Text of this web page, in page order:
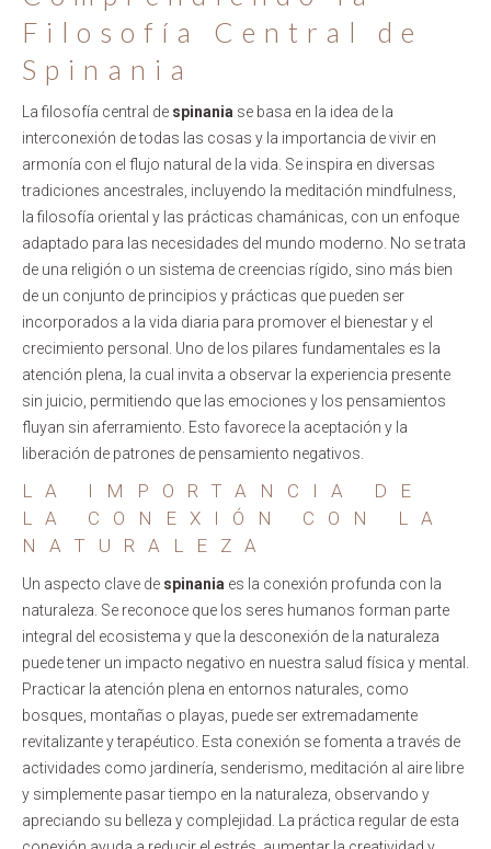
Filosofía Central de
Spinania
La filosofía central de spinania se basa en la idea de la
interconexión de todas las cosas y la importancia de vivir en
armonía con el flujo natural de la vida. Se inspira en diversas
tradiciones ancestrales, incluyendo la meditación mindfulness,
la filosofía oriental y las prácticas chamánicas, con un enfoque
adaptado para las necesidades del mundo moderno. No se trata
de una religión o un sistema de creencias rígido, sino más bien
de un conjunto de principios y prácticas que pueden ser
incorporados a la vida diaria para promover el bienestar y el
crecimiento personal. Uno de los pilares fundamentales es la
atención plena, la cual invita a observar la experiencia presente
sin juicio, permitiendo que las emociones y los pensamientos
fluyan sin aferramiento. Esto favorece la aceptación y la
liberación de patrones de pensamiento negativos.
LA IMPORTANCIA DE
LA CONEXIÓN CON LA
NATURALEZA
Un aspecto clave de spinania es la conexión profunda con la
naturaleza. Se reconoce que los seres humanos forman parte
integral del ecosistema y que la desconexión de la naturaleza
puede tener un impacto negativo en nuestra salud física y mental.
Practicar la atención plena en entornos naturales, como
bosques, montañas o playas, puede ser extremadamente
revitalizante y terapéutico. Esta conexión se fomenta a través de
actividades como jardinería, senderismo, meditación al aire libre
y simplemente pasar tiempo en la naturaleza, observando y
apreciando su belleza y complejidad. La práctica regular de esta